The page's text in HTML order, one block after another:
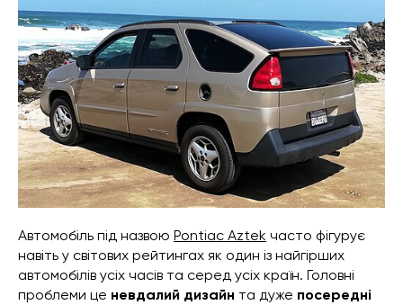
Автомобіль під назвою Pontiac Aztek часто фігурує
навіть у світових рейтингах як один із найгірших
автомобілів усіх часів та серед усіх країн. Головні
проблеми це невдалий дизайн та дуже посередні